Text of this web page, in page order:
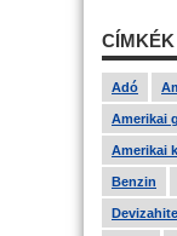
CÍMKÉK
Adó
Amerikai
Amerikai
Benzin